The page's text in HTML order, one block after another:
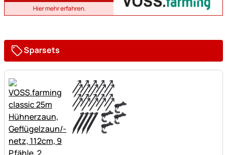
Hier mehr erfahren.
Sparsets